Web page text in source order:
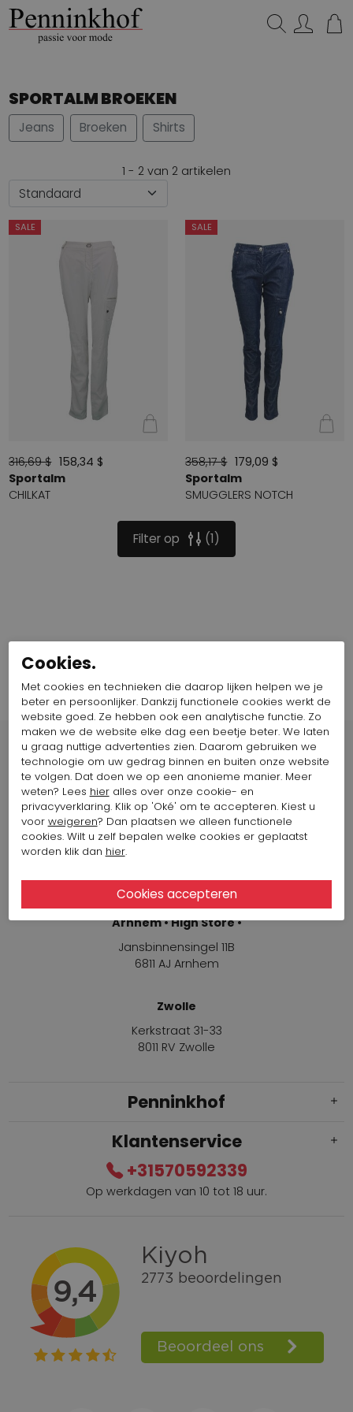
SPORTALM BROEKEN
Jeans Broeken Shirts
1 - 2 van 2 artikelen
SALE
316,69 $ 158,34 $
Sportalm
CHILKAT
SALE
358,17 $ 179,09 $
Sportalm
SMUGGLERS NOTCH
Filter op 1
Winkels
Arnhem
6811 AJ Arnhem
Arnhem • High Store •
Jansbinnensingel 11B
6811 AJ Arnhem
Zwolle
Kerkstraat 31-33
8011 RV Zwolle
Penninkhof
Gratis verzending vanaf € 100,=
Bel +31570592339
Spaarpunten
Shop the Look
Telefonisch bestellen ook mogelijk
Klantenservice
+31570592339
Op werkdagen van 10 tot 18 uur.
Cookies.
Met cookies en technieken die daarop lijken helpen we je
beter en persoonlijker. Dankzij functionele cookies werkt de
website goed. Ze hebben ook een analytische functie. Zo
maken we de website elke dag een beetje beter. We laten
u graag nuttige advertenties zien. Daarom gebruiken we
technologie om uw gedrag binnen en buiten onze website
te volgen. Dat doen we op een anonieme manier. Meer
weten? Lees hieralles over onze cookie- en
privacyverklaring. Klik op 'Oké' om te accepteren. Kiest u
voor weigeren? Dan plaatsen we alleen functionele
cookies. Wilt u zelf bepalen welke cookies er geplaatst
worden klik dan hier.